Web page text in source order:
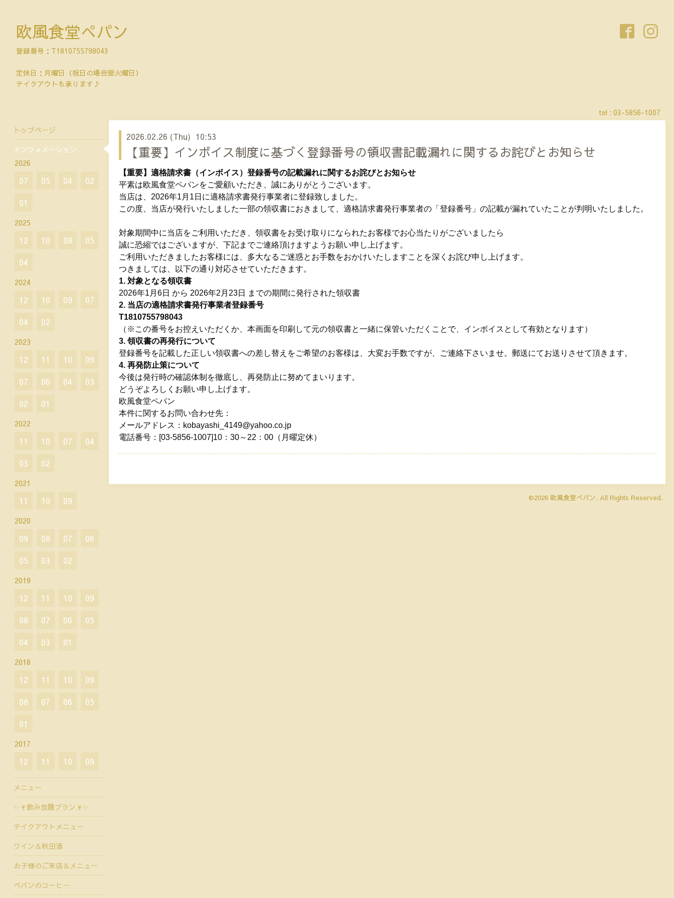
欧風食堂ぺパン
登録番号：T1810755798043
定休日：月曜日（祝日の場合翌火曜日）
テイクアウトも承ります♪
tel : 03-5856-1007
2026.02.26 (Thu) 10:53
【重要】インボイス制度に基づく登録番号の領収書記載漏れに関するお詫びとお知らせ
【重要】適格請求書（インボイス）登録番号の記載漏れに関するお詫びとお知らせ
平素は欧風食堂ペパンをご愛顧いただき、誠にありがとうございます。
当店は、2026年1月1日に適格請求書発行事業者に登録致しました。
この度、当店が発行いたしました一部の領収書におきまして、適格請求書発行事業者の「登録番号」の記載が漏れていたことが判明いたしました。
対象期間中に当店をご利用いただき、領収書をお受け取りになられたお客様でお心当たりがございましたら
誠に恐縮ではございますが、下記までご連絡頂けますようお願い申し上げます。
ご利用いただきましたお客様には、多大なるご迷惑とお手数をおかけいたしますことを深くお詫び申し上げます。
つきましては、以下の通り対応させていただきます。
1. 対象となる領収書
2026年1月6日 から 2026年2月23日 までの期間に発行された領収書
2. 当店の適格請求書発行事業者登録番号
T1810755798043
（※この番号をお控えいただくか、本画面を印刷して元の領収書と一緒に保管いただくことで、インボイスとして有効となります）
3. 領収書の再発行について
登録番号を記載した正しい領収書への差し替えをご希望のお客様は、大変お手数ですが、ご連絡下さいませ。郵送にてお送りさせて頂きます。
4. 再発防止策について
今後は発行時の確認体制を徹底し、再発防止に努めてまいります。
どうぞよろしくお願い申し上げます。
欧風食堂ペパン
本件に関するお問い合わせ先：
メールアドレス：kobayashi_4149@yahoo.co.jp
電話番号：[03-5856-1007]10：30～22：00（月曜定休）
©2026 欧風食堂ぺパン. All Rights Reserved.
トップページ
インフォメーション
2026
07 05 04
02
01
2025
12 10 08
05
04
2024
12 10 09
07
04
02
2023
12 11 10
09
07
06 04
03
02
01
2022
11 10 07
04
03
02
2021
11 10 09
2020
09 08 07
06
05
03 02
2019
12 11 10
09
08
07 06
05
04
03 01
2018
12 11 10
09
08
07 06
05
01
2017
12 11 10 09
メニュー
✨🍷飲み放題プラン🍷✨
テイクアウトメニュー
ワイン＆秋田酒
お子様のご来店＆メニュー
ペパンのコーヒー